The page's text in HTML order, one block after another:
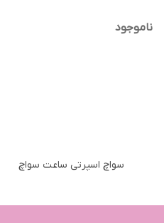
ناموجود
سواچ اسپرتی ساعت سواچ